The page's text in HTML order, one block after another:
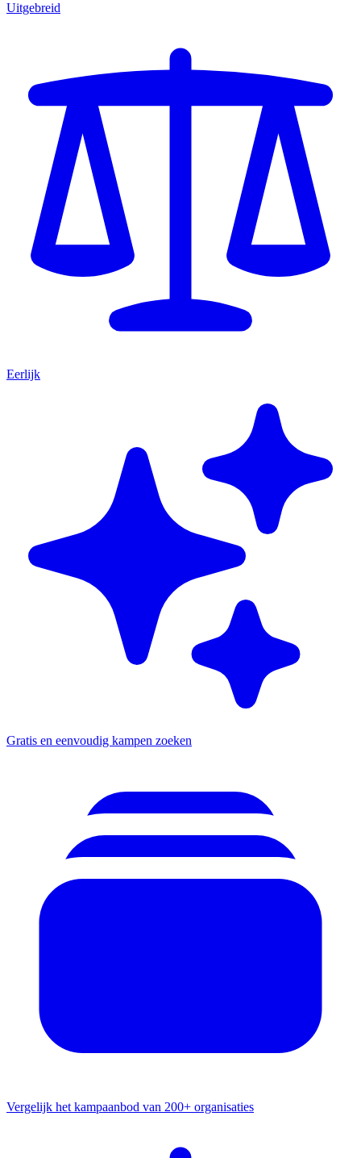
Uitgebreid
Eerlijk
Gratis en eenvoudig kampen zoeken
Vergelijk het kampaanbod van 200+ organisaties